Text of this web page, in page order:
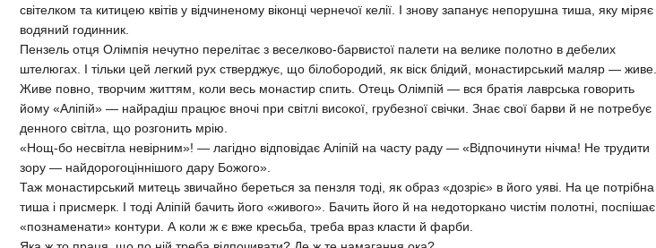
світелком та китицею квітів у відчиненому віконці чернечої келії. І знову запанує непорушна тиша, яку міряє
водяний годинник.
Пензель отця Олімпія нечутно перелітає з веселково-барвистої палети на велике полотно в дебелих
штелюгах. І тільки цей легкий рух стверджує, що білобородий, як віск блідий, монастирський маляр — живе.
Живе повно, творчим життям, коли весь монастир спить. Отець Олімпій — вся братія лаврська говорить
йому «Аліпій» — найрадіш працює вночі при світлі високої, грубезної свічки. Знає свої барви й не потребує
денного світла, що розгонить мрію.
«Нощ-бо несвітла невірним»! — лагідно відповідає Аліпій на часту раду — «Відпочинути нічма! Не трудити
зору — найдорогоціннішого дару Божого».
Таж монастирський митець звичайно береться за пензля тоді, як образ «дозріє» в його уяві. На це потрібна
тиша і присмерк. І тоді Аліпій бачить його «живого». Бачить його й на недоторкано чистім полотні, поспішає
«познаменати» контури. А коли ж є вже кресьба, треба враз класти й фарби.